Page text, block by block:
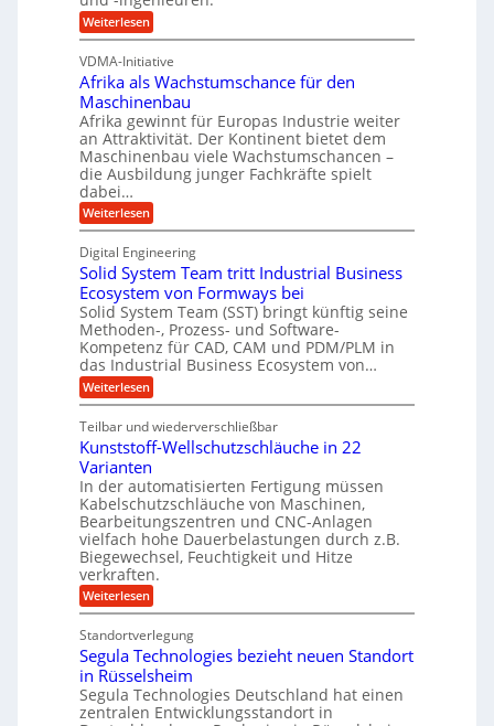
e
n
B
S
C
L
w
e
i
e
r
e
n
t
w
i
c
k
e
l
t
H
y
b
r
i
d
-
K
g
e
l
l
a
g
e
r
e
r
l
t
U
m
s
a
z
k
n
a
p
p
ü
b
e
r
V
o
r
j
a
h
r
Weiterlesen:
V
E
s
i
e
h
t
E
r
o
l
u
n
g
a
m
A
r
b
e
i
t
s
m
a
r
k
t
VDMA-Initiative
Afrika als Wachstumschance für den
Maschinenbau
Afrika gewinnt für Europas Industrie weiter
an Attraktivität. Der Kontinent bietet dem
Maschinenbau viele Wachstumschancen –
die Ausbildung junger Fachkräfte spielt
dabei…
Weiterlesen:
A
r
i
k
a
a
l
s
W
a
c
s
t
u
m
s
c
h
a
n
c
e
f
ü
r
d
e
n
M
a
s
Digital Engineering
Solid System Team tritt Industrial Business
Ecosystem von Formways bei
Solid System Team (SST) bringt künftig seine
Methoden-, Prozess- und Software-
Kompetenz für CAD, CAM und PDM/PLM in
das Industrial Business Ecosystem von…
Weiterlesen:
S
l
i
d
S
y
s
t
e
m
T
e
a
m
t
i
t
t
I
Teilbar und wiederverschließbar
Kunststoff-Wellschutzschläuche in 22
Varianten
In der automatisierten Fertigung müssen
Kabelschutzschläuche von Maschinen,
Bearbeitungszentren und CNC-Anlagen
vielfach hohe Dauerbelastungen durch z.B.
Biegewechsel, Feuchtigkeit und Hitze
verkraften.
Weiterlesen:
K
n
s
t
s
t
o
Standortverlegung
Segula Technologies bezieht neuen Standort
in Rüsselsheim
Segula Technologies Deutschland hat einen
zentralen Entwicklungsstandort in